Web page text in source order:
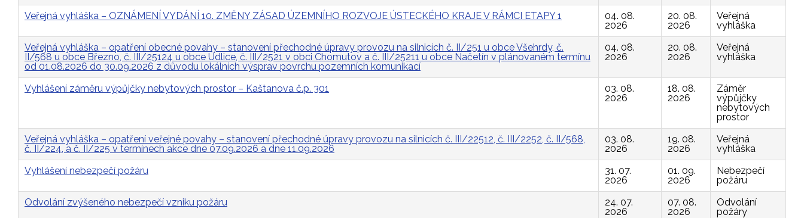
Veřejná vyhláška – OZNÁMENÍ VYDÁNÍ 10. ZMĚNY ZÁSAD ÚZEMNÍHO ROZVOJE ÚSTECKÉHO KRAJE V RÁMCI ETAPY 1
04. 08.
2026
20. 08.
2026
Veřejná
vyhláška
Veřejná vyhláška – opatření obecné povahy – stanovení přechodné úpravy provozu na silnicích č. II/251 u obce Všehrdy, č.
II/568 u obce Březno, č. III/25124 u obce Údlice, č. III/2521 v obci Chomutov a č. III/25211 u obce Načetín v plánovaném termínu
od 01.08.2026 do 30.09.2026 z důvodu lokálních výsprav povrchu pozemních komunikací
04. 08.
2026
20. 08.
2026
Veřejná
vyhláška
Vyhlášení záměru výpůjčky nebytových prostor – Kaštanova č.p. 301
03. 08.
2026
18. 08.
2026
Záměr
výpůjčky
nebytových
prostor
Veřejná vyhláška – opatření veřejné povahy – stanovení přechodné úpravy provozu na silnicích č. III/22512, č. III/2252, č. II/568,
č. II/224, a č. II/225 v termínech akce dne 07.09.2026 a dne 11.09.2026
03. 08.
2026
19. 08.
2026
Veřejná
vyhláška
Vyhlášení nebezpečí požáru
31. 07.
2026
01. 09.
2026
Nebezpečí
požáru
Odvolání zvýšeného nebezpečí vzniku požáru
24. 07.
2026
07. 08.
2026
Odvolání
požáry